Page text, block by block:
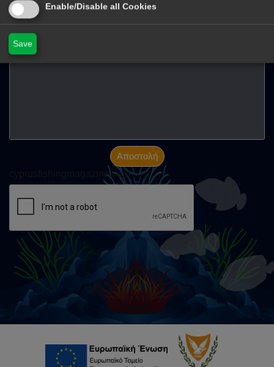
Μήνημα
Αποστολή
cyprusfishingmagazine.com
Enable/Disable all Cookies
Save